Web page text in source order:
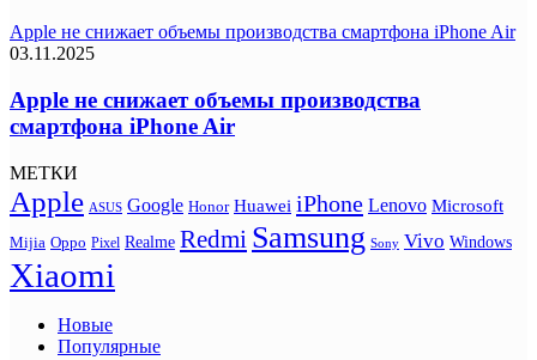
Apple не снижает объемы производства смартфона iPhone Air
03.11.2025
Apple не снижает объемы производства
смартфона iPhone Air
МЕТКИ
Apple ASUS Google Honor Huawei iPhone Lenovo Microsoft
Mijia Oppo Pixel Realme Redmi Samsung Sony Vivo Windows
Xiaomi
Новые
Популярные